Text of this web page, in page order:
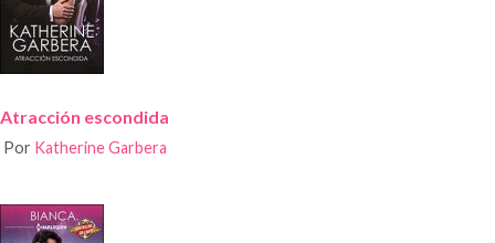
Atracción escondida
Por Katherine Garbera